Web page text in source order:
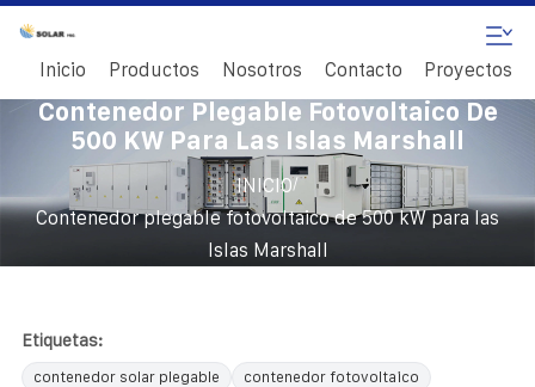
Inicio Productos Nosotros Contacto Proyectos
Contenedor Plegable Fotovoltaico De
500 KW Para Las Islas Marshall
INICIO/
Contenedor plegable fotovoltaico de 500 kW para las
Islas Marshall
Etiquetas:
contenedor solar plegable
contenedor fotovoltaico